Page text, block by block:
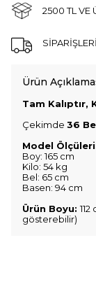
2500 TL VE
Ürün
Tam Kalıptır,
Çekimde 36
Model
Boy: 165 cm
Kilo: 54 kg
Bel: 65 cm
Basen: 94 cm
Ürün Boyu:
gösterebilir)